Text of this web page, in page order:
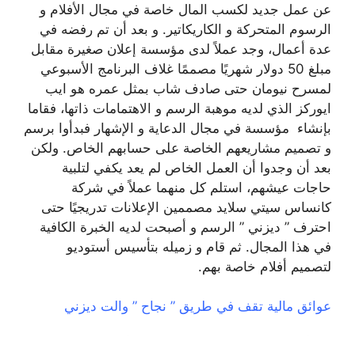
عن عمل جديد لكسب المال خاصة في مجال الأفلام و
الرسوم المتحركة و الكاريكاتير. و بعد أن تم رفضه في
عدة أعمال، وجد عملاً لدى مؤسسة إعلان صغيرة مقابل
مبلغ 50 دولار شهريًا مصممًا غلاف البرنامج الأسبوعي
لمسرح نيومان حتى صادف شاب بمثل عمره هو ايب
ايوركز الذي لديه موهبة الرسم و الاهتمامات ذاتها، فقاما
بإنشاء مؤسسة في مجال الدعاية و الإشهار فبدأوا برسم
و تصميم مشاريعهم الخاصة على حسابهم الخاص. ولكن
بعد أن وجدوا أن العمل الخاص لم يعد يكفي لتلبية
حاجات عيشهم، استلم كل منهما عملاً في شركة
كانساس سيتي سلايد مصممين الإعلانات تدريجيًا حتى
احترف ” ديزني ” الرسم و أصبحت لديه الخبرة الكافية
في هذا المجال. ثم قام و زميله بتأسيس أستوديو
لتصميم أفلام خاصة بهم.
عوائق مالية تقف في طريق ” نجاح ” والت ديزني